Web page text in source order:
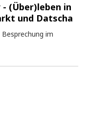
(Über)leben in
und Datscha
im